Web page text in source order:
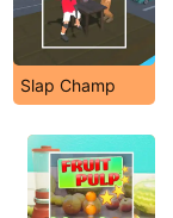
Slap Champ